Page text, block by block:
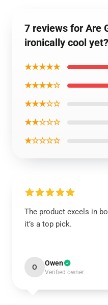
7 reviews for Are
ironically cool
★★★★★
★★★★☆
★★★☆☆
★★☆☆☆
★☆☆☆☆
The product excels in
it’s a top pick.
O Owen
Verified owner